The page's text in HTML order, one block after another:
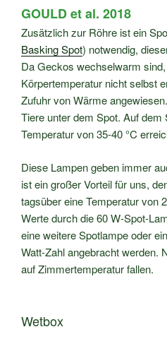
GOULD et al. 2018
Zusätzlich zur Röhre ist ein
Basking Spot) notwendig,
Da Geckos wechselwarm
Körpertemperatur nicht selbst
Zufuhr von Wärme
Tiere unter dem Spot. Auf
Temperatur von 35-40 °C
Diese Lampen geben immer
ist ein großer Vorteil für uns,
tagsüber eine Temperatur von
Werte durch die 60 W-Spot-
eine weitere Spotlampe oder
Watt-Zahl angebracht werden.
auf Zimmertemperatur fallen.
Wetbox